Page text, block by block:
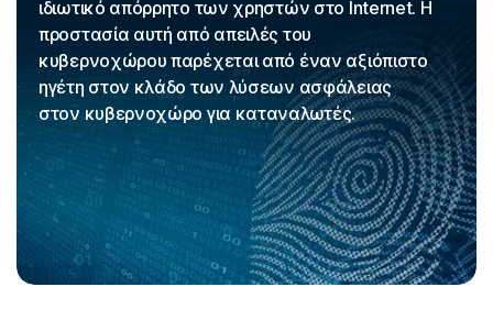
ιδιωτικό απόρρητο των χρηστών στο Internet. Η
προστασία αυτή από απειλές του
κυβερνοχώρου παρέχεται από έναν αξιόπιστο
ηγέτη στον κλάδο των λύσεων ασφάλειας
στον κυβερνοχώρο για καταναλωτές.